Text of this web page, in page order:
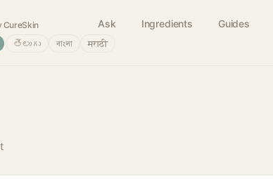
CureSkin Ask Ingredients Guides
తెలుగు বাংলা मराठी